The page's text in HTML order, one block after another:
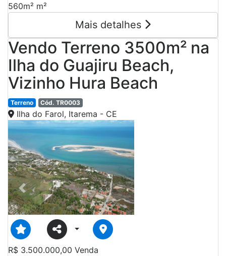
560m² m²
Mais detalhes
Vendo Terreno 3500m² na
Ilha do Guajiru Beach,
Vizinho Hura Beach
Terreno Cód. TR0003
Ilha do Farol, Itarema - CE
Previous
R$ 3.500.000,00 Venda